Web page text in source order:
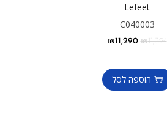
Lefeet
C040003
₪11,394
₪11,290
הוספה לסל